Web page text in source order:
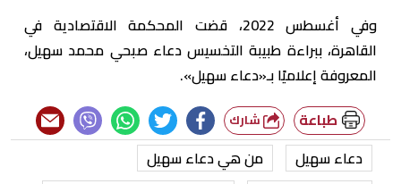
وفي أغسطس 2022، قضت المحكمة الاقتصادية في
القاهرة، ببراءة طبيبة التخسيس دعاء صبحي محمد سهيل،
المعروفة إعلاميًا بـ«دعاء سهيل».
طباعة
دعاء سهيل
من هي دعاء سهيل